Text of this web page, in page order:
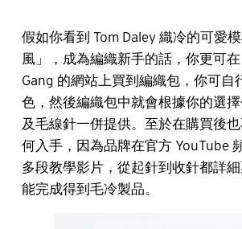
假如你看到 Tom Daley 織冷的可愛
風」，成為編織新手的話，你更可
Gang 的網站上買到編織包，你可自
色，然後編織包中就會根據你的選
及毛線針一併提供。至於在購買後
何入手，因為品牌在官方 YouTube
多段教學影片，從起針到收針都詳
能完成得到毛冷製品。